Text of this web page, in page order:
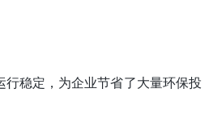
稳定，为企业节省了大量环保投